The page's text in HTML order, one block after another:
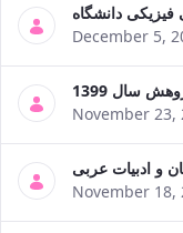
فیزیکی دانشگاه
December 5,
سال 1399
November 23,
و ادبیات عربی
November 18,